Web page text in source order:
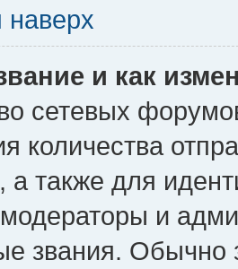
наверх
и как
сетевых
количества
также для
и
звания. Обычно